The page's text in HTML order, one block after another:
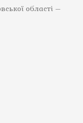
області –